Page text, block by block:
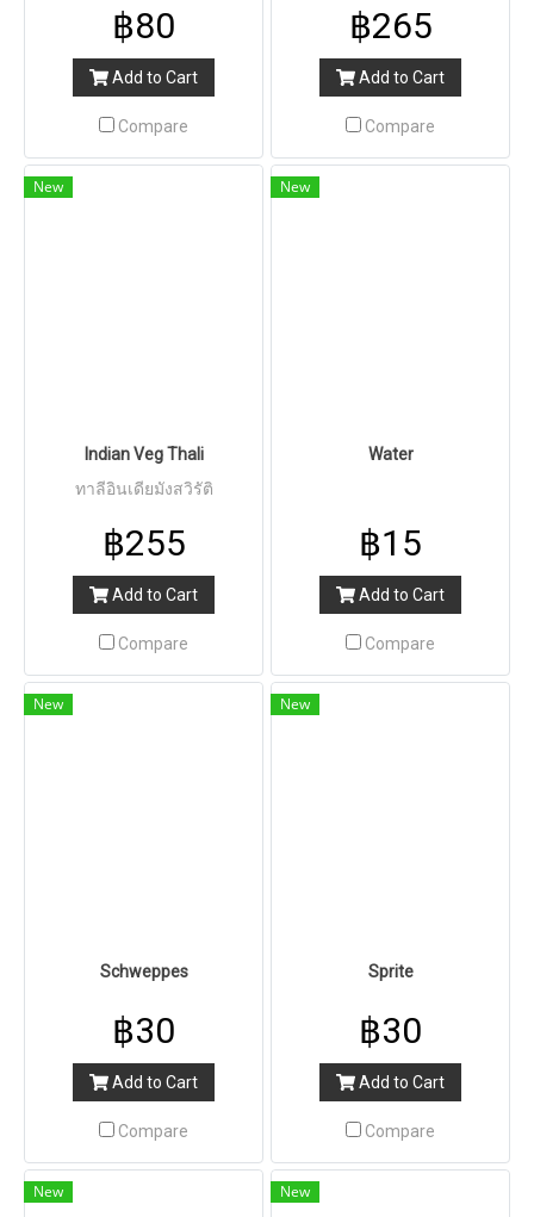
เกิร์ตสลัด เป็นอาหารประเภท
เครื่องเคียง ทำขึ้นจากโยเกิร์ต
ผสมกับผักนานาชนิดเช่น
แตงกวา มะเขือเทศ หอมใหญ่
อาหารจานหลักเช่นข้าวหมก
฿80
Add to Cart
Compare
฿265
Add to Cart
Compare
New
Indian Veg Thali
ทาลีอินเดียมังสวิรัติ
฿255
Add to Cart
Compare
New
Water
฿15
Add to Cart
Compare
New
Schweppes
฿30
Add to Cart
Compare
New
Sprite
฿30
Add to Cart
Compare
New New